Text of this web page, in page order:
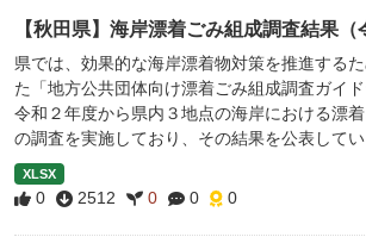
【秋田県】海岸漂着ごみ組成調査結果（
県では、効果的な海岸漂着物対策を推進する
た「地方公共団体向け漂着ごみ組成調査ガイド
令和２年度から県内３地点の海岸における漂
の調査を実施しており、その結果を公表してい
XLSX
0 2512 0 0 0